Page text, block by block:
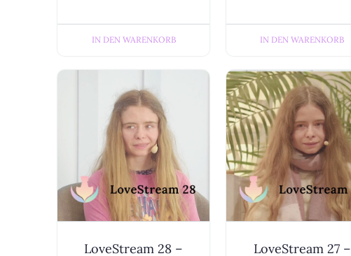
IN DEN WARENKORB IN DEN WARENKORB
LoveStream 28 –
LoveStream 27 –